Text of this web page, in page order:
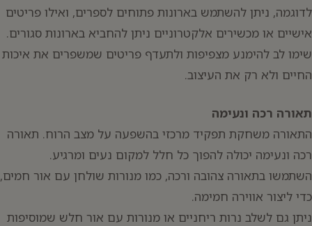
לדוגמה, ניתן להשתמש בארונות פתוחים לספרים, ואילו פריטים
אישיים או מכשירים אלקטרוניים ניתן להחביא בארונות סגורים.
שימו לב להימנע מצפיפות ולתעדף פריטים שמשפרים את איכות
החיים ולא רק את העיצוב.
תאורה רכה ונעימה
התאורה משחקת תפקיד מרכזי בהשפעה על מצב הרוח. תאורה
רכה ונעימה יכולה להפוך כל חלל למקום נעים ומרגיע.
השתמשו בתאורה צהובה ורכה, כמו מנורות שולחן עם אור חמים,
כדי ליצור אווירה חמימה.
ניתן גם לשלב נרות ריחניים או מנורות עם אור חלש שמוסיפות